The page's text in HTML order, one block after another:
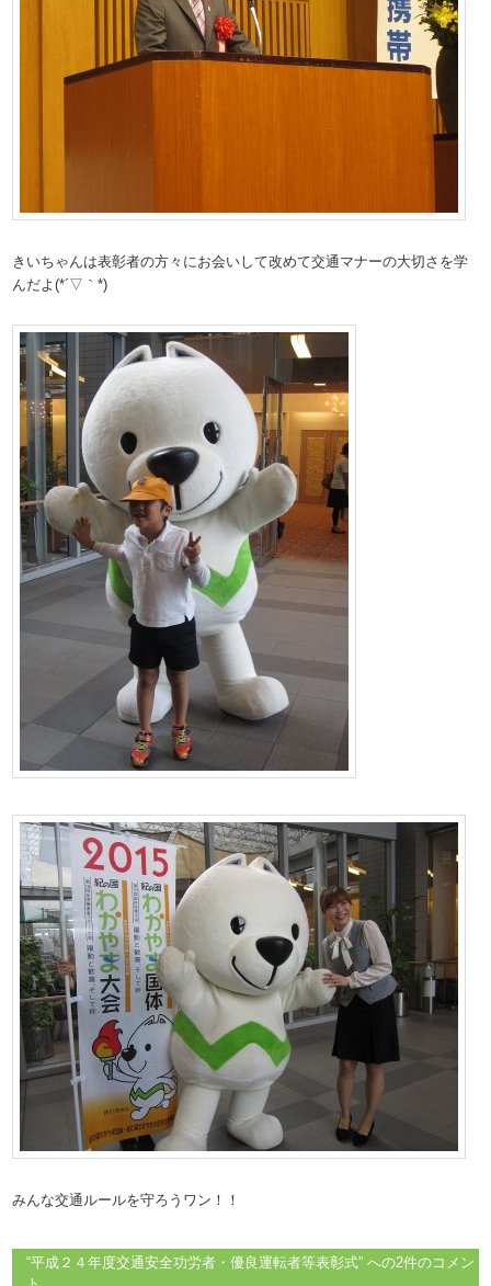
きいちゃんは表彰者の方々にお会いして改めて交通マナーの大切さを学
んだよ(*´▽｀*)
みんな交通ルールを守ろうワン！！
“平成２４年度交通安全功労者・優良運転者等表彰式” への2件のコメン